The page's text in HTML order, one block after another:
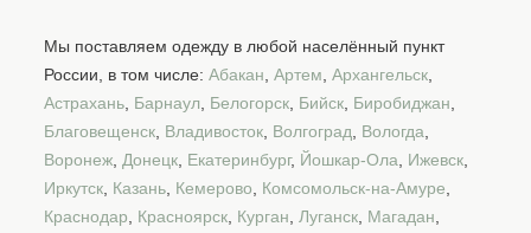
Мы поставляем одежду в любой населённый пункт
России, в том числе: Абакан Артем Архангельск
Астрахань Барнаул Белогорск Бийск Биробиджан
Благовещенск Владивосток Волгоград Вологда
Воронеж Донецк Екатеринбург, Йошкар-Ола Ижевск
Иркутск Казань Кемерово Комсомольск-на-Амуре
Краснодар
Красноярск Курган Луганск Магадан